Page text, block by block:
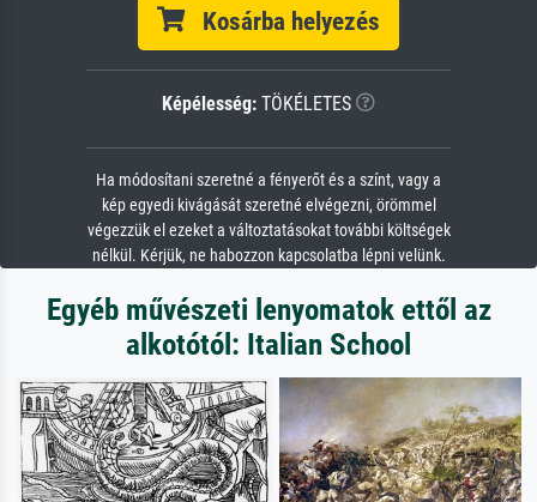
Kosárba helyezés
Képélesség: TÖKÉLETES
Ha módosítani szeretné a fényerőt és a színt, vagy a
kép egyedi kivágását szeretné elvégezni, örömmel
végezzük el ezeket a változtatásokat további költségek
nélkül. Kérjük, ne habozzon kapcsolatba lépni velünk.
Egyéb művészeti lenyomatok ettől az
alkotótól: Italian School